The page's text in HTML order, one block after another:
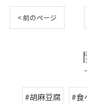
< 前のページ
#胡麻豆腐 #食